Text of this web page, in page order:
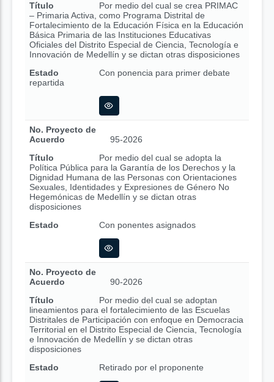
Título
Por medio del cual se crea PRIMAC
– Primaria Activa, como Programa Distrital de
Fortalecimiento de la Educación Física en la Educación
Básica Primaria de las Instituciones Educativas
Oficiales del Distrito Especial de Ciencia, Tecnología e
Innovación de Medellín y se dictan otras disposiciones
Estado
Con ponencia para primer debate
repartida
No. Proyecto de
Acuerdo
95-2026
Título
Por medio del cual se adopta la
Política Pública para la Garantía de los Derechos y la
Dignidad Humana de las Personas con Orientaciones
Sexuales, Identidades y Expresiones de Género No
Hegemónicas de Medellín y se dictan otras
disposiciones
Estado
Con ponentes asignados
No. Proyecto de
Acuerdo
90-2026
Título
Por medio del cual se adoptan
lineamientos para el fortalecimiento de las Escuelas
Distritales de Participación con enfoque en Democracia
Territorial en el Distrito Especial de Ciencia, Tecnología
e Innovación de Medellín y se dictan otras
disposiciones
Estado
Retirado por el proponente